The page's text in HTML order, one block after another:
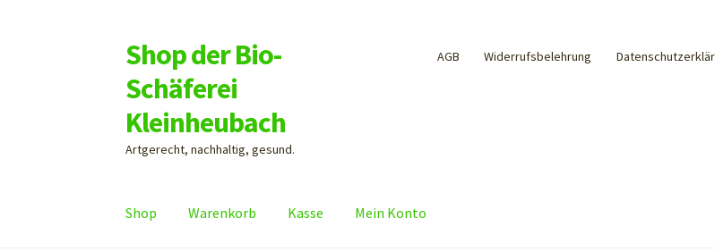
Zur
Navigation
springen
Zum
Inhalt
springen
Shop der Bio-
Schäferei
Kleinheubach
Artgerecht, nachhaltig, gesund.
AGB Widerrufsbelehrung
Shop Warenkorb Kasse Mein Konto